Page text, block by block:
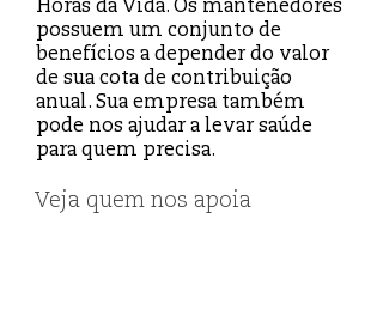
Horas da Vida. Os mantenedores
possuem um conjunto de
benefícios a depender do valor
de sua cota de contribuição
anual. Sua empresa também
pode nos ajudar a levar saúde
para quem precisa.
Veja quem nos apoia